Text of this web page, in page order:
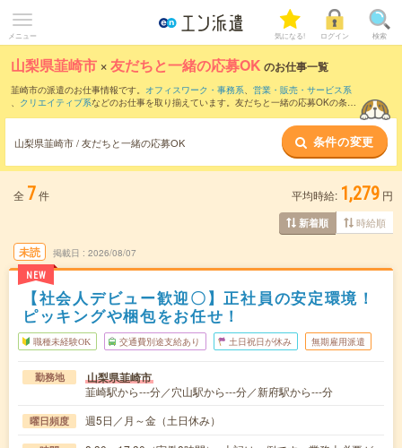
メニュー 気になる! ログイン 検索
山梨県韮崎市 ×友だちと一緒の応募OK のお仕事一覧
韮崎市の派遣のお仕事情報です。 オフィスワーク・事務系、 営業・販売・サービス系
、 クリエイティブ系などのお仕事を取り揃えています。友だちと一緒の応募OKの条件
山梨県韮崎市 / 友だちと一緒の応募OK 条件の変更
全 7件 平均時給: 1,279 円
新着順 時給順
未読
NEW
掲載日 2026/08/07
【社会人デビュー歓迎〇】正社員の安定環境！
ピッキングや梱包をお任せ！
職種未経験OK 交通費別途支給あり 土日祝日が休み 無期雇用派遣
勤務地 山梨県韮崎市
韮崎駅から---分／穴山駅から---分／新府駅から---分
曜日頻度 週5日／月～金（土日休み）